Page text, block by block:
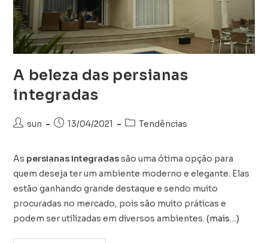
A beleza das persianas
integradas
sun 13/04/2021 Tendências
As persianas integradassão uma ótima opção para
quem deseja ter um ambiente moderno e elegante. Elas
estão ganhando grande destaque e sendo muito
procuradas no mercado, pois são muito práticas e
podem ser utilizadas em diversos ambientes.(mais…)